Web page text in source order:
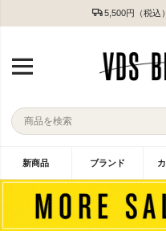
5,500円（税込
新商品 ブランド